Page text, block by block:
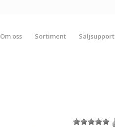
Om oss Sortiment Säljsupport
1 2 3 4 5